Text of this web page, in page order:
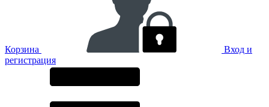
Корзина
Вход и
регистрация